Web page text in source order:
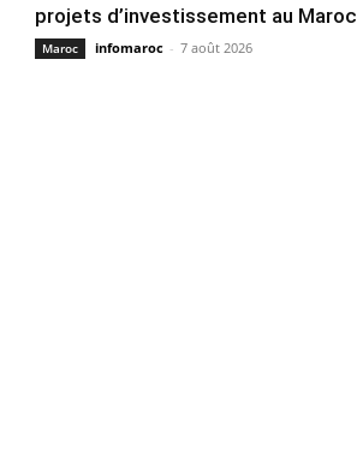
projets d’investissement au Maroc
Maroc infomaroc - 7 août 2026